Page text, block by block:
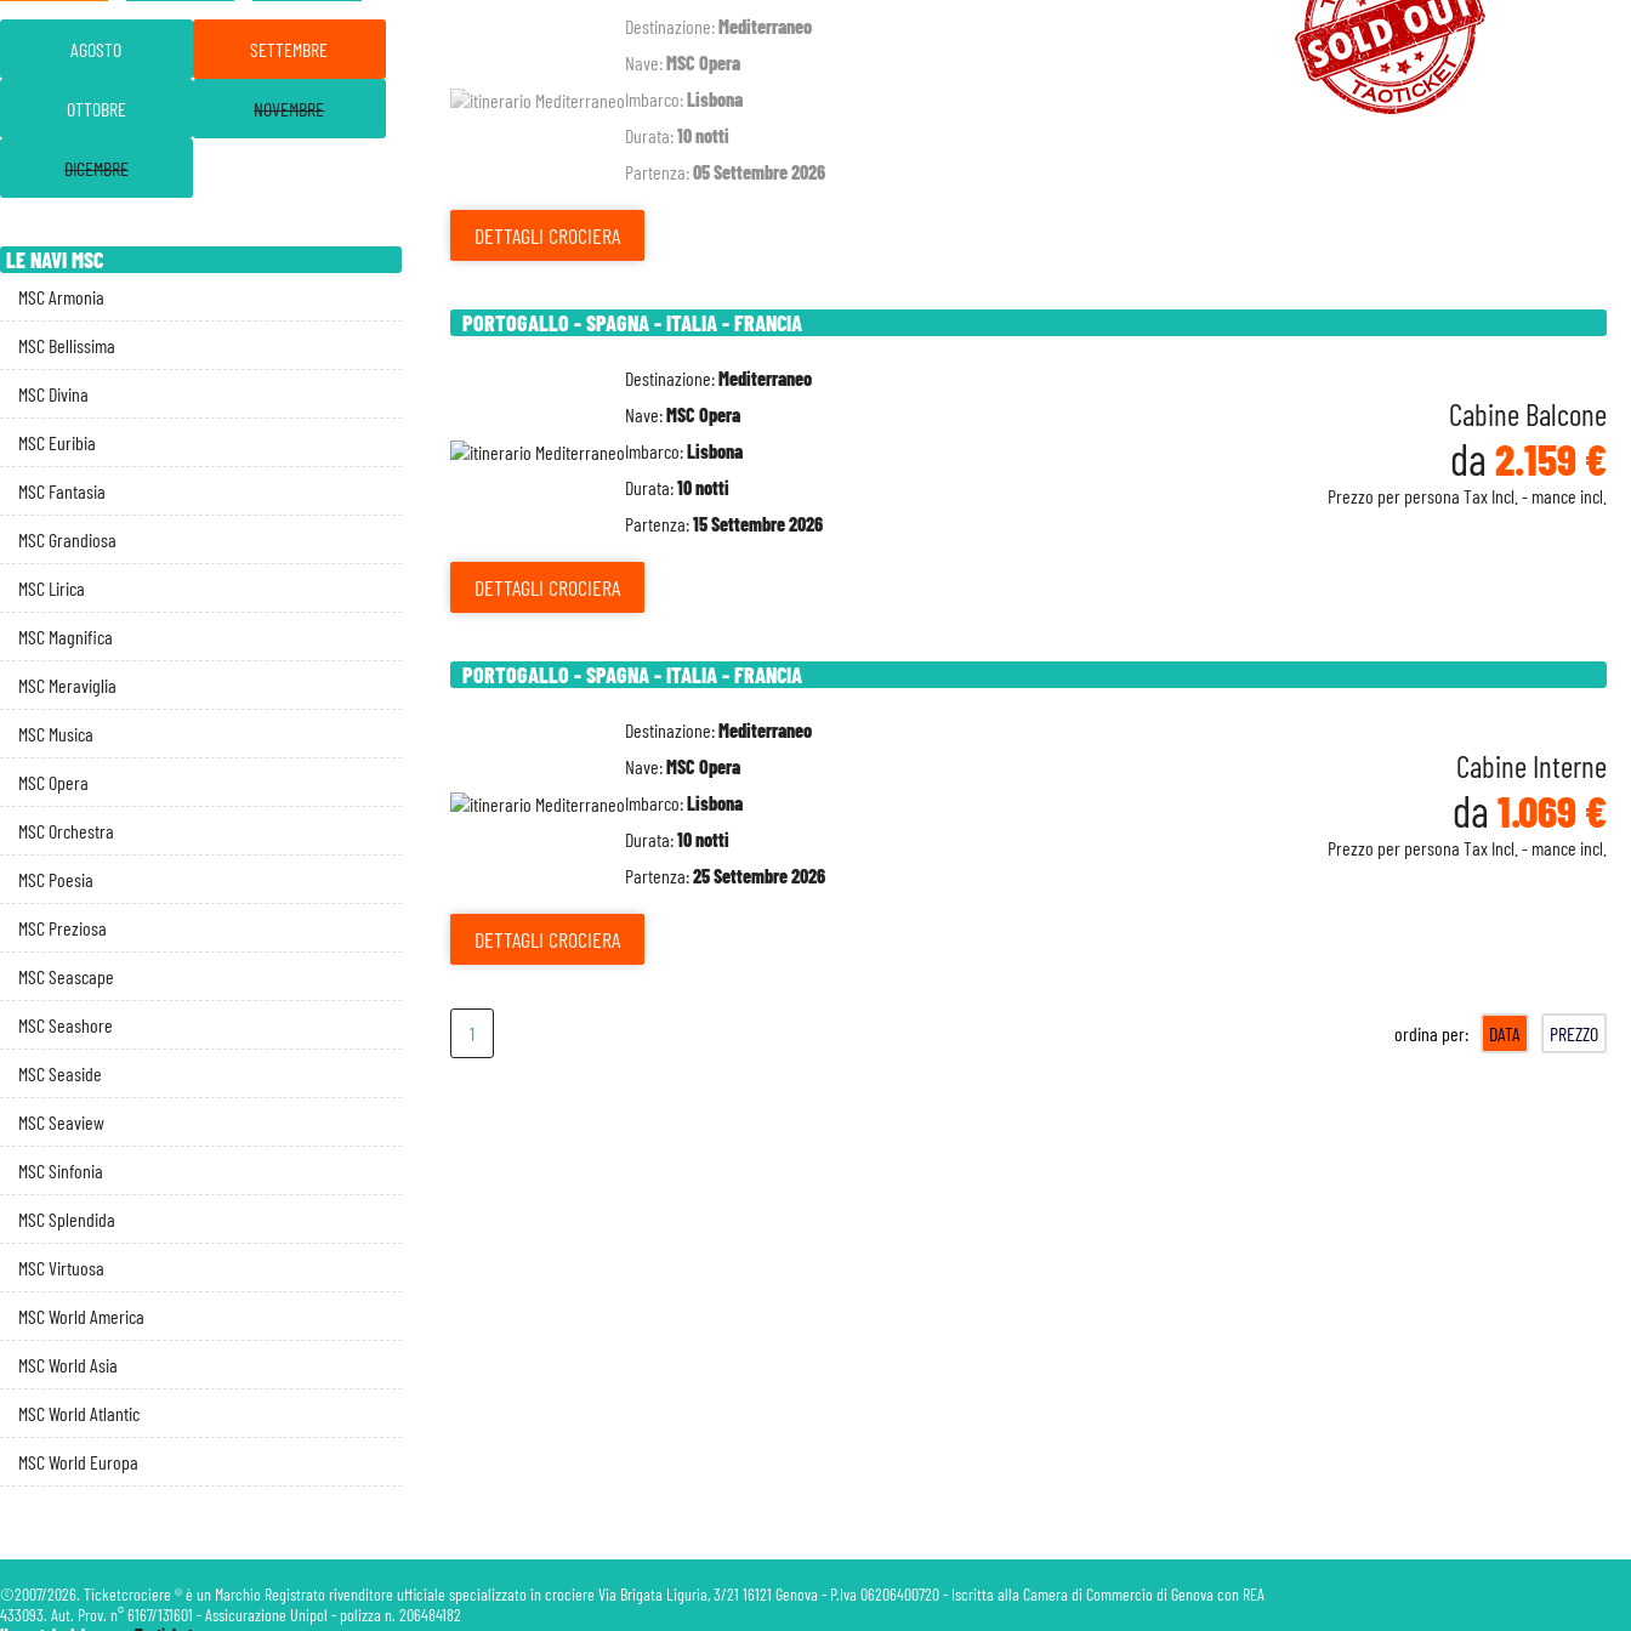
Destinazione:Mediterraneo
Nave:MSC Opera
Imbarco:Lisbona
Durata:10 notti
Partenza:05 Settembre 2026
DETTAGLI CROCIERA
PORTOGALLO - SPAGNA - ITALIA - FRANCIA
Destinazione:Mediterraneo
Nave:MSC Opera
Imbarco:Lisbona
Durata:10 notti
Partenza:15 Settembre 2026
Cabine Balcone
da 2.159 €
Prezzo per persona Tax Incl. - mance incl.
DETTAGLI CROCIERA
PORTOGALLO - SPAGNA - ITALIA - FRANCIA
Destinazione:Mediterraneo
Nave:MSC Opera
Imbarco:Lisbona
Durata:10 notti
Partenza:25 Settembre 2026
Cabine Interne
da 1.069 €
Prezzo per persona Tax Incl. - mance incl.
DETTAGLI CROCIERA
1 ordina per: DATA PREZZO
AGOSTO SETTEMBRE
OTTOBRE NOVEMBRE
DICEMBRE
LE NAVI MSC
MSC Armonia
MSC Bellissima
MSC Divina
MSC Euribia
MSC Fantasia
MSC Grandiosa
MSC Lirica
MSC Magnifica
MSC Meraviglia
MSC Musica
MSC Opera
MSC Orchestra
MSC Poesia
MSC Preziosa
MSC Seascape
MSC Seashore
MSC Seaside
MSC Seaview
MSC Sinfonia
MSC Splendida
MSC Virtuosa
MSC World America
MSC World Asia
MSC World Atlantic
MSC World Europa
©2007/2026. Ticketcrociere ® è un Marchio Registrato rivenditore ufficiale specializzato in crociere Via Brigata Liguria, 3/21 16121 Genova - P.Iva 06206400720 - Iscritta alla Camera di Commercio di Genova con REA
433093. Aut. Prov. n° 6167/131601 - Assicurazione Unipol - polizza n. 206484182